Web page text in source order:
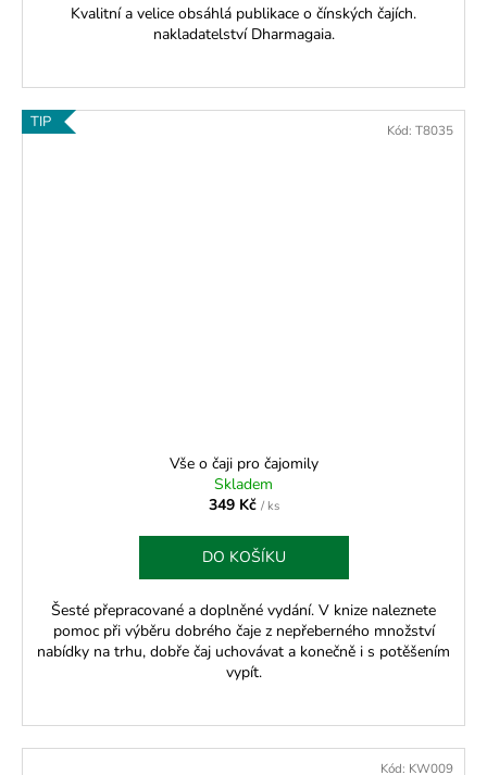
Kvalitní a velice obsáhlá publikace o čínských čajích.
nakladatelství Dharmagaia.
TIP
Vše o čaji pro čajomily
Skladem
349 Kč / ks
DO KOŠÍKU
Šesté přepracované a doplněné vydání. V knize naleznete
pomoc při výběru dobrého čaje z nepřeberného množství
nabídky na trhu, dobře čaj uchovávat a konečně i s potěšením
vypít.
Kód: T8035
Kód: KW009